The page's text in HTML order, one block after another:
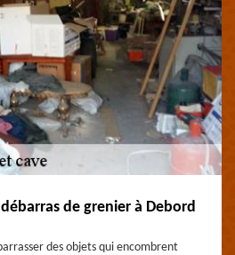
de grenier à Debord
des objets qui encombrent